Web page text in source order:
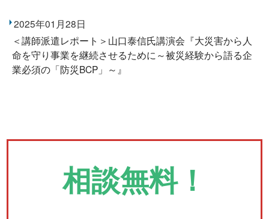
2025年01月28日
＜講師派遣レポート＞山口泰信氏講演会『大災害から人
命を守り事業を継続させるために～被災経験から語る企
業必須の「防災BCP」～』
相談無料！